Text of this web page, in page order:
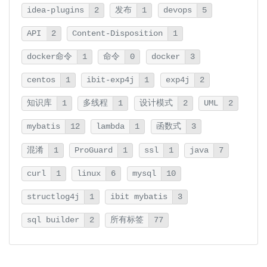
idea-plugins 2 发布 1 devops 5
API 2 Content-Disposition 1
docker命令 1 命令 0 docker 3
centos 1 ibit-exp4j 1 exp4j 2
知识库 1 多线程 1 设计模式 2 UML 2
mybatis 12 lambda 1 函数式 3
混淆 1 ProGuard 1 ssl 1 java 7
curl 1 linux 6 mysql 10
structlog4j 1 ibit mybatis 3
sql builder 2 所有标签 77